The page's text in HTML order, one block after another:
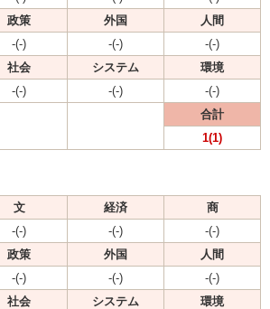
政策 外国
人間
-(-) -(-)
-(-)
社会 システム
環境
-(-) -(-)
-(-)
合計
1(1)
文 経済
商
-(-) -(-)
-(-)
政策 外国
人間
-(-) -(-)
-(-)
社会 システム
環境